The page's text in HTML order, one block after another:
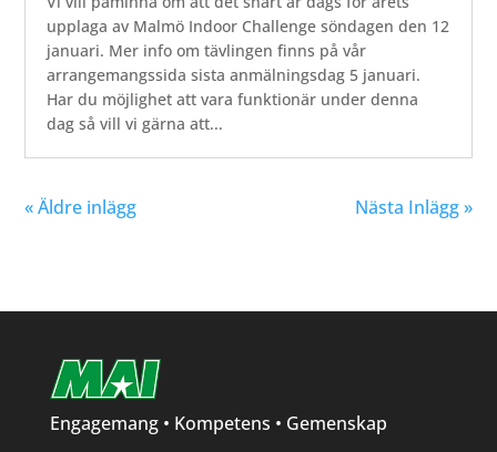
upplaga av Malmö Indoor Challenge söndagen den 12
januari. Mer info om tävlingen finns på vår
arrangemangssida sista anmälningsdag 5 januari.
Har du möjlighet att vara funktionär under denna
dag så vill vi gärna att...
« Äldre inlägg Nästa Inlägg »
Engagemang • Kompetens • Gemenskap